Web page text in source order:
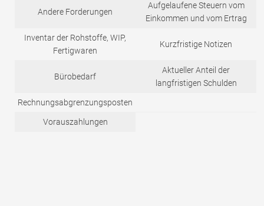
Andere Forderungen
Aufgelaufene Steuern vom
Einkommen und vom Ertrag
Inventar der Rohstoffe, WIP,
Fertigwaren
Kurzfristige Notizen
Bürobedarf
Aktueller Anteil der
langfristigen Schulden
Rechnungsabgrenzungsposten
Vorauszahlungen